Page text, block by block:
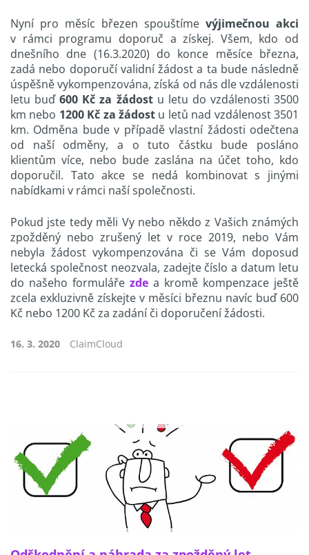
Nyní pro měsíc březen spouštíme výjimečnou akci
v rámci programu doporuč a získej. Všem, kdo od
dnešního dne (16.3.2020) do konce měsíce března,
zadá nebo doporučí validní žádost a ta bude následně
úspěšně vykompenzována, získá od nás dle vzdálenosti
letu buď600 Kč za žádostu letu do vzdálenosti 3500
km nebo 1200 Kč za žádost u letů nad vzdálenost 3501
km. Odměna bude v případě vlastní žádosti odečtena
od naší odměny, a o tuto částku bude posláno
klientům více, nebo bude zaslána na účet toho, kdo
doporučil. Tato akce se nedá kombinovat s jinými
nabídkami v rámci naší společnosti.
Pokud jste tedy měli Vy nebo někdo z Vašich známých
zpožděný nebo zrušený let v roce 2019, nebo Vám
nebyla žádost vykompenzována či se Vám doposud
letecká společnost neozvala, zadejte číslo a datum letu
do našeho formuláře zde a kromě kompenzace ještě
zcela exkluzivně získejte v měsíci březnu navíc buď 600
Kč nebo 1200 Kč za zadání či doporučení žádosti.
16. 3. 2020 ClaimCloud